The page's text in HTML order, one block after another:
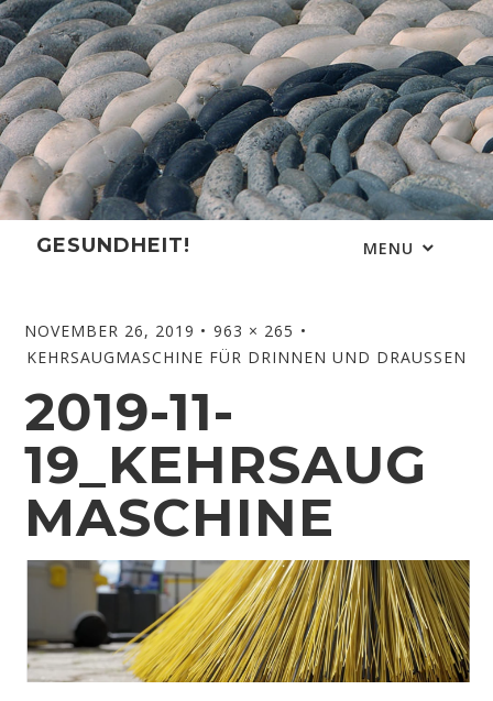
Skip
to
content
GESUNDHEIT! MENU
NOVEMBER 26, 2019
963 × 265
KEHRSAUGMASCHINE FÜR DRINNEN UND DRAUSSEN
2019-11-
19_KEHRSAUG
MASCHINE